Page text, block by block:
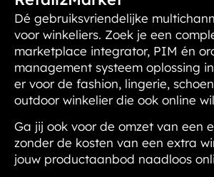
Dé gebruiksvriendelijke
voor winkeliers. Zoek je een
marketplace integrator, PIM én
management systeem oplossing
er voor de fashion, lingerie,
outdoor winkelier die ook online
Ga jij ook voor de omzet van een
zonder de kosten van een extra
jouw productaanbod naadloos